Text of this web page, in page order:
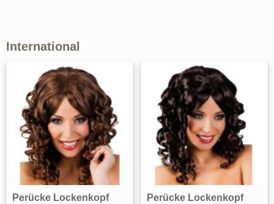
International
Perücke Lockenkopf
Perücke Lockenkopf